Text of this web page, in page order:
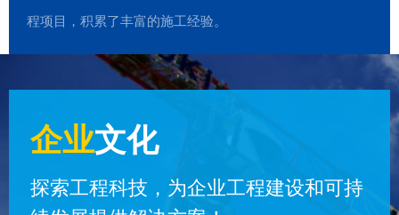
程项目，积累了丰富的施工经验。
企业文化
探索工程科技，为企业工程建设和可持